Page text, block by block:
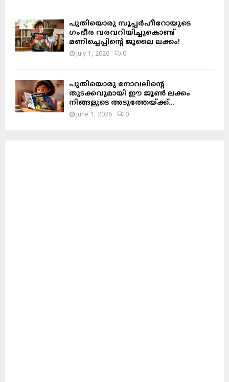
പുതിയൊരു സൂപ്പർഹീറോയുടെ
ഗംഭീര വരവറിയിച്ചുകൊണ്ട്
മണിച്ചെപ്പിന്റെ ജൂലൈ ലക്കം!
July 1, 2026 0
പുതിയൊരു നോവലിന്റെ
തുടക്കവുമായി ഈ ജൂൺ ലക്കം
നിങ്ങളുടെ അടുത്തേയ്ക്ക്…
June 1, 2026 0